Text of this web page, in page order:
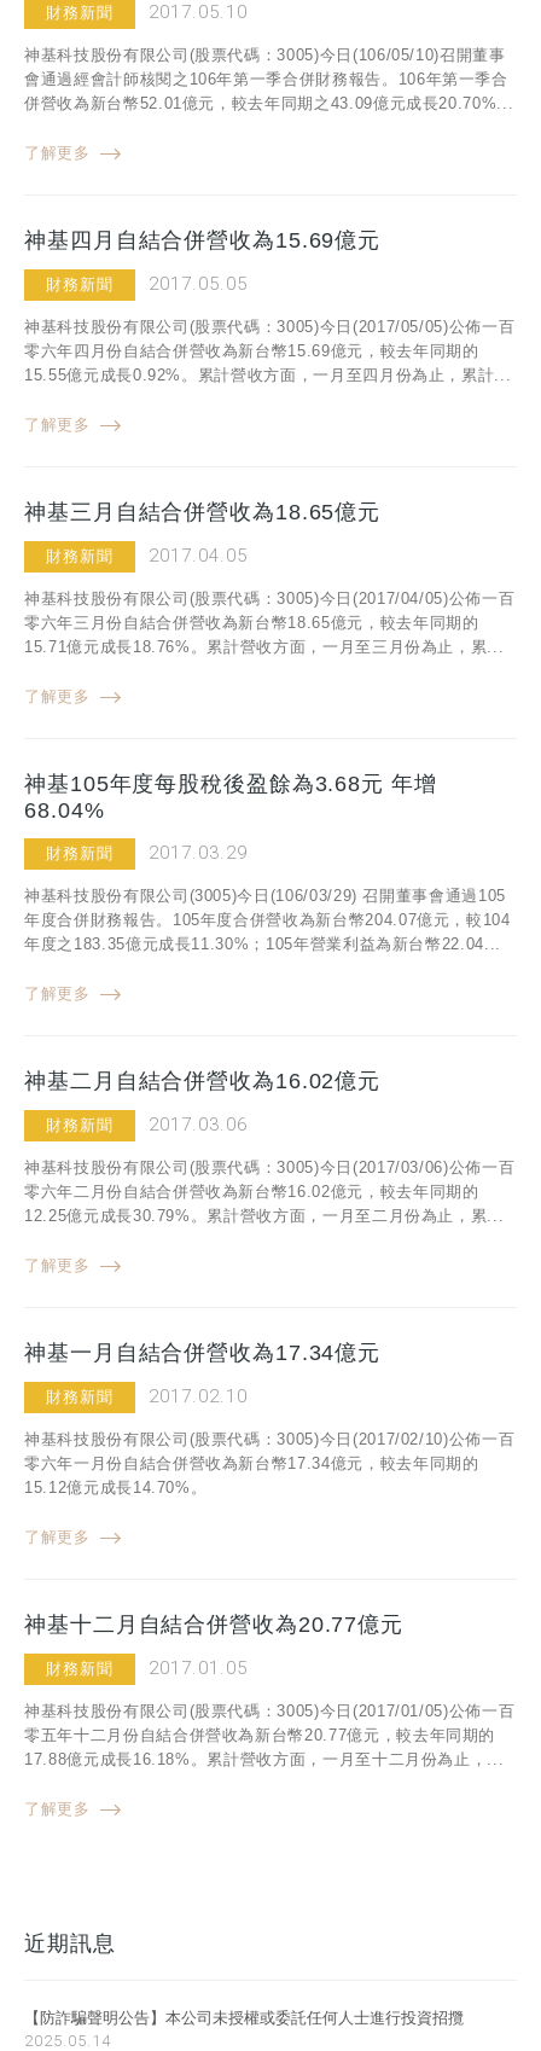
財務新聞 2017.05.10
神基科技股份有限公司(股票代碼：3005)今日(106/05/10)召開董事
會通過經會計師核閱之106年第一季合併財務報告。106年第一季合
併營收為新台幣52.01億元，較去年同期之43.09億元成長20.70%...
了解更多
神基四月自結合併營收為15.69億元
財務新聞 2017.05.05
神基科技股份有限公司(股票代碼：3005)今日(2017/05/05)公佈一百
零六年四月份自結合併營收為新台幣15.69億元，較去年同期的
15.55億元成長0.92%。累計營收方面，一月至四月份為止，累計...
了解更多
神基三月自結合併營收為18.65億元
財務新聞 2017.04.05
神基科技股份有限公司(股票代碼：3005)今日(2017/04/05)公佈一百
零六年三月份自結合併營收為新台幣18.65億元，較去年同期的
15.71億元成長18.76%。累計營收方面，一月至三月份為止，累...
了解更多
神基105年度每股稅後盈餘為3.68元 年增
68.04%
財務新聞 2017.03.29
神基科技股份有限公司(3005)今日(106/03/29) 召開董事會通過105
年度合併財務報告。105年度合併營收為新台幣204.07億元，較104
年度之183.35億元成長11.30%；105年營業利益為新台幣22.04...
了解更多
神基二月自結合併營收為16.02億元
財務新聞 2017.03.06
神基科技股份有限公司(股票代碼：3005)今日(2017/03/06)公佈一百
零六年二月份自結合併營收為新台幣16.02億元，較去年同期的
12.25億元成長30.79%。累計營收方面，一月至二月份為止，累...
了解更多
神基一月自結合併營收為17.34億元
財務新聞 2017.02.10
神基科技股份有限公司(股票代碼：3005)今日(2017/02/10)公佈一百
零六年一月份自結合併營收為新台幣17.34億元，較去年同期的
15.12億元成長14.70%。
了解更多
神基十二月自結合併營收為20.77億元
財務新聞 2017.01.05
神基科技股份有限公司(股票代碼：3005)今日(2017/01/05)公佈一百
零五年十二月份自結合併營收為新台幣20.77億元，較去年同期的
17.88億元成長16.18%。累計營收方面，一月至十二月份為止，...
了解更多
近期訊息
【防詐騙聲明公告】本公司未授權或委託任何人士進行投資招攬
2025.05.14